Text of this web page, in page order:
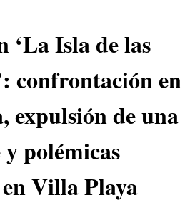
‘La Isla de las
confrontación en
expulsión de una
polémicas
Villa Playa